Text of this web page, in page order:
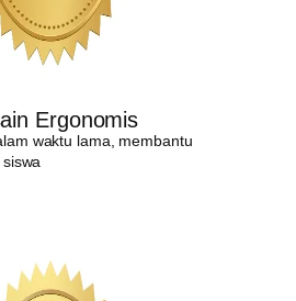
Ergonomis
waktu lama, membantu